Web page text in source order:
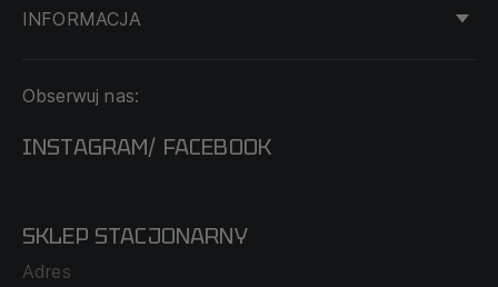
INFORMACJA
DOSTAWA I PŁATNOŚĆ
O NAS
MAPA SERWISU
Obserwuj nas:
INSTAGRAM/ FACEBOOK
SKLEP STACJONARNY
Adres